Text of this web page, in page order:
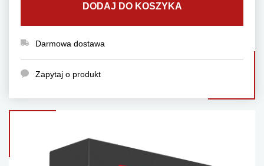
DODAJ DO KOSZYKA
Darmowa dostawa
Zapytaj o produkt